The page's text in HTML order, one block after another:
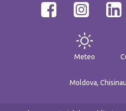
Meteo
Moldova,